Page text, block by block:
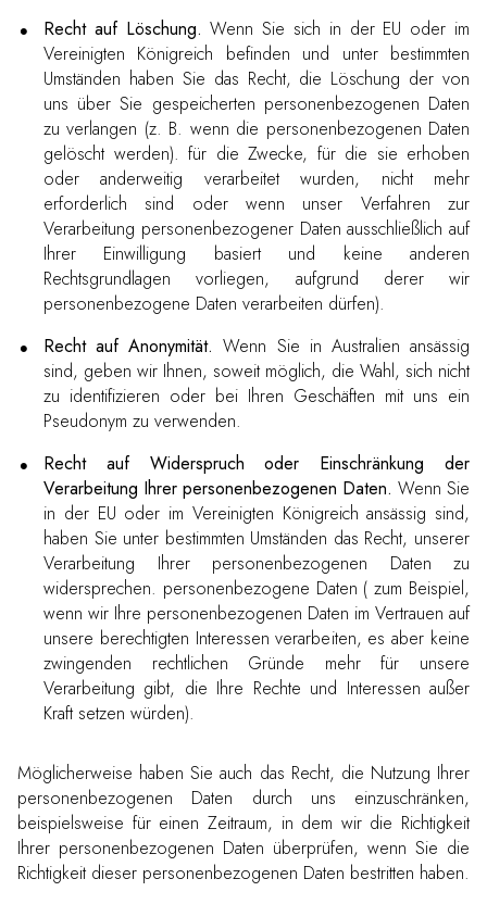
Recht auf Löschung. Wenn Sie sich in der EU oder im
Vereinigten Königreich befinden und unter bestimmten
Umständen haben Sie das Recht, die Löschung der von
uns über Sie gespeicherten personenbezogenen Daten
zu verlangen (z. B. wenn die personenbezogenen Daten
gelöscht werden). für die Zwecke, für die sie erhoben
oder anderweitig verarbeitet wurden, nicht mehr
erforderlich sind oder wenn unser Verfahren zur
Verarbeitung personenbezogener Daten ausschließlich auf
Ihrer Einwilligung basiert und keine anderen
Rechtsgrundlagen vorliegen, aufgrund derer wir
personenbezogene Daten verarbeiten dürfen).
Recht auf Anonymität. Wenn Sie in Australien ansässig
sind, geben wir Ihnen, soweit möglich, die Wahl, sich nicht
zu identifizieren oder bei Ihren Geschäften mit uns ein
Pseudonym zu verwenden.
Recht auf Widerspruch oder Einschränkung der
Verarbeitung Ihrer personenbezogenen Daten. Wenn Sie
in der EU oder im Vereinigten Königreich ansässig sind,
haben Sie unter bestimmten Umständen das Recht, unserer
Verarbeitung Ihrer personenbezogenen Daten zu
widersprechen. personenbezogene Daten ( zum Beispiel,
wenn wir Ihre personenbezogenen Daten im Vertrauen auf
unsere berechtigten Interessen verarbeiten, es aber keine
zwingenden rechtlichen Gründe mehr für unsere
Verarbeitung gibt, die Ihre Rechte und Interessen außer
Kraft setzen würden).
Möglicherweise haben Sie auch das Recht, die Nutzung Ihrer
personenbezogenen Daten durch uns einzuschränken,
beispielsweise für einen Zeitraum, in dem wir die Richtigkeit
Ihrer personenbezogenen Daten überprüfen, wenn Sie die
Richtigkeit dieser personenbezogenen Daten bestritten haben.